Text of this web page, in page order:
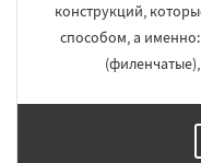
конструкций,
способом, а